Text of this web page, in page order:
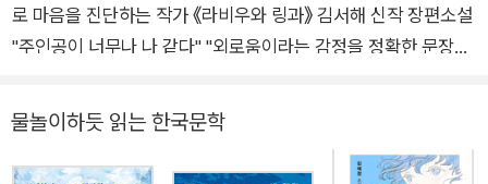
로 마음을 진단하는 작가 《라비우와 링과》 김서해 신작 장편소설
"주인공이 너무나 나 같다" "외로움이라는 감정을 정확한 문장으
을 가장 정확한 언어로 진단해온 《라비우와 링과》 김서해 작가의
었다. 아메리칸드림이라는 환상이 긴 꼬리를 남기며 사라지던 2
물놀이하듯 읽는 한국문학